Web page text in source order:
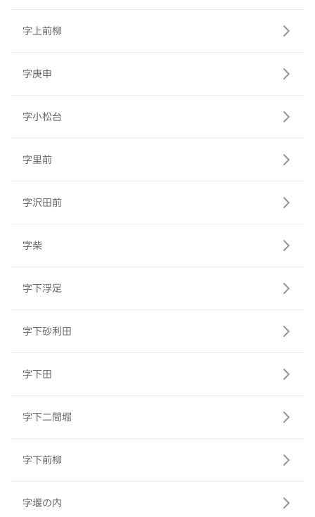
字上前柳
字庚申
字小松台
字里前
字沢田前
字柴
字下浮足
字下砂利田
字下田
字下二間堀
字下前柳
字堰の内